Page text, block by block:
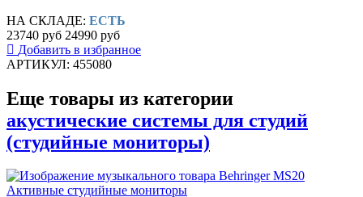
НА СКЛАДЕ: ЕСТЬ
23740 руб 24990 руб
Добавить в избранное
АРТИКУЛ: 455080
Еще товары из категории
акустические системы для студий
(студийные мониторы)